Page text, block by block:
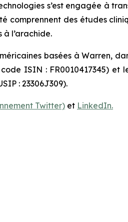
s’est engagée à
comprennent des études
à l’arachide.
basées à Warren,
ISIN : FR0010417345) et
: 23306J309).
Twitter) et LinkedIn.